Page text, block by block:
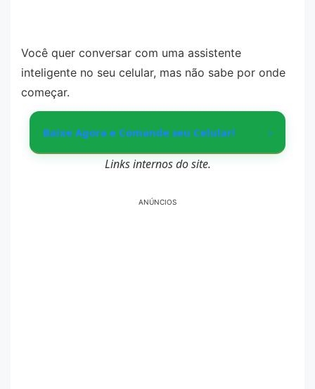
Você quer conversar com uma assistente
inteligente no seu celular, mas não sabe por onde
começar.
Baixe Agora e Comande seu Celular! ›
Links internos do site.
ANÚNCIOS